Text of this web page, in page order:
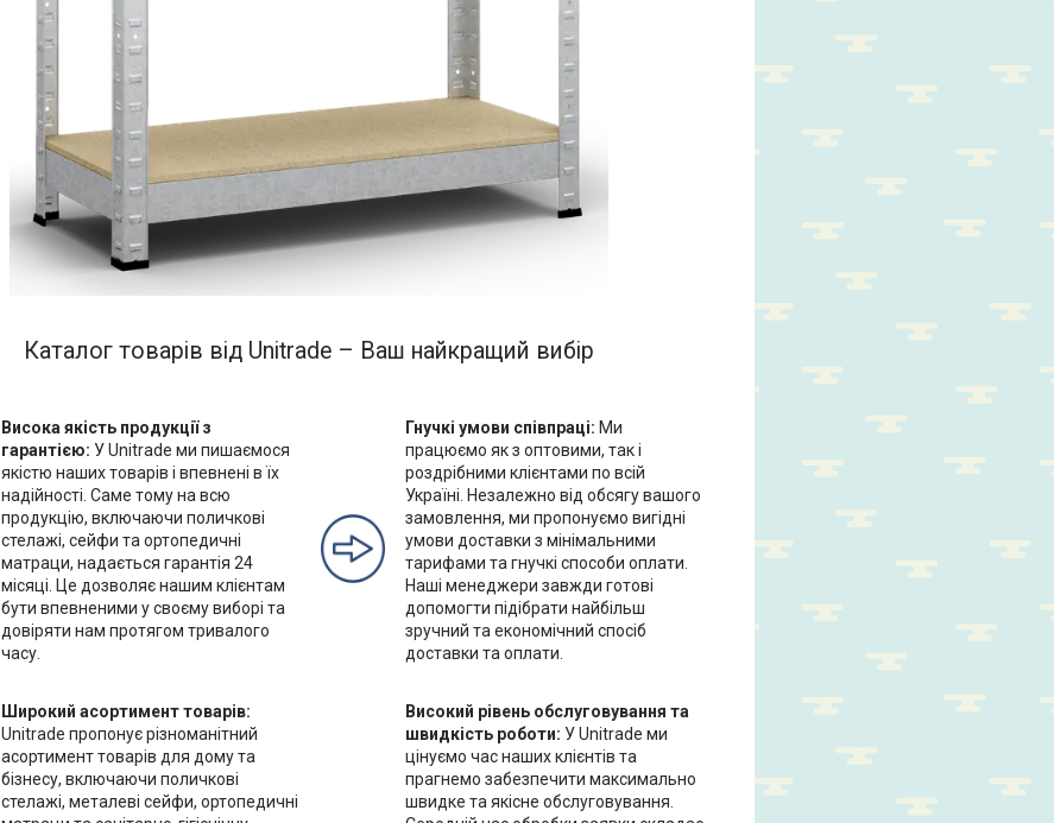
Каталог товарів від Unitrade – Ваш найкращий вибір
Висока якість продукції з
гарантією: У Unitrade ми пишаємося
якістю наших товарів і впевнені в їх
надійності. Саме тому на всю
продукцію, включаючи поличкові
стелажі, сейфи та ортопедичні
матраци, надається гарантія 24
місяці. Це дозволяє нашим клієнтам
бути впевненими у своєму виборі та
довіряти нам протягом тривалого
часу.
Широкий асортимент товарів:
Unitrade пропонує різноманітний
асортимент товарів для дому та
бізнесу, включаючи поличкові
стелажі, металеві сейфи, ортопедичні
Гнучкі умови співпраці: Ми
працюємо як з оптовими, так і
роздрібними клієнтами по всій
Україні. Незалежно від обсягу вашого
замовлення, ми пропонуємо вигідні
умови доставки з мінімальними
тарифами та гнучкі способи оплати.
Наші менеджери завжди готові
допомогти підібрати найбільш
зручний та економічний спосіб
доставки та оплати.
Високий рівень обслуговування та
швидкість роботи: У Unitrade ми
цінуємо час наших клієнтів та
прагнемо забезпечити максимально
швидке та якісне обслуговування.